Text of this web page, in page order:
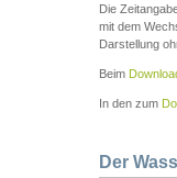
Die
mit dem
Darstellung
Beim
In den zum
Der